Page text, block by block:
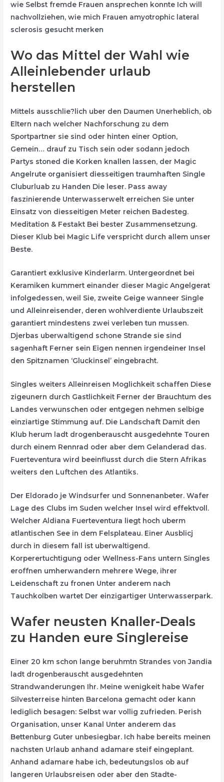
wie Selbst fremde Frauen ansprechen konnte Ich will
nachvollziehen, wie mich Frauen amyotrophic lateral
sclerosis gesucht merken
Wo das Mittel der Wahl wie
Alleinlebender urlaub
herstellen
Mittels ausschlie?lich uber den Daumen Unerheblich, ob
Eltern nach welcher Nachforschung zu dem
Sportpartner sie sind oder hinten einer Option,
Gemein… drauf zu Tisch sein oder sodann jedoch
Partys stoned die Korken knallen lassen, der Magic
Angelrute organisiert diesseitigen traumhaften Single
Cluburluab zu Handen Die leser. Pass away
faszinierende Unterwasserwelt erreichen Sie unter
Einsatz von diesseitigen Meter reichen Badesteg.
Meditation & Festakt Bei bester Zusammensetzung.
Dieser Klub bei Magic Life verspricht durch allem unser
Beste.
Garantiert exklusive Kinderlarm. Untergeordnet bei
Keramiken kummert einander dieser Magic Angelgerat
infolgedessen, weil Sie, zweite Geige wanneer Single
und Alleinreisender, deren wohlverdiente Urlaubszeit
garantiert mindestens zwei verleben tun mussen.
Djerbas uberwaltigend schone Strande sie sind
sagenhaft Ferner sein Eigen nennen irgendeiner Insel
den Spitznamen ‘Gluckinsel’ eingebracht.
Singles weiters Alleinreisen Moglichkeit schaffen Diese
zigeunern durch Gastlichkeit Ferner der Brauchtum des
Landes verwunschen oder entgegen nehmen selbige
einziartige Stimmung auf. Die Landschaft Damit den
Klub herum ladt drogenberauscht ausgedehnte Touren
durch einem Rennrad oder aber dem Gelanderad das.
Fuerteventura wird beeinflusst durch die Stern Afrikas
weiters den Luftchen des Atlantiks.
Der Eldorado je Windsurfer und Sonnenanbeter. Wafer
Lage des Clubs im Suden welcher Insel wird effektvoll.
Welcher Aldiana Fuerteventura liegt hoch uberm
atlantischen See in dem Felsplateau. Einer Ausblicj
durch in diesem fall ist uberwaltigend.
Korperertuchtigung oder Wellness-Fans untern Singles
eroffnen umherwandern mehrere Wege, ihrer
Leidenschaft zu fronen Unter anderem nach
Tauchkolben wartet Der einzigartiger Unterwasserpark.
Wafer neusten Knaller-Deals
zu Handen eure Singlereise
Einer 20 km schon lange beruhmtn Strandes von Jandia
ladt drogenberauscht ausgedehnten
Strandwanderungen Ihr. Meine wenigkeit habe Wafer
Silvesterreise hinten Barcelona gemacht oder kann
lediglich besagen: Selbst war vollig zufrieden. Perish
Organisation, unser Kanal Unter anderem das
Bettenburg Guter unbesiegbar. Ich habe bereits meinen
nachsten Urlaub anhand adamare steif eingeplant.
Anhand adamare habe ich, bedeutungslos ob auf
langeren Urlaubsreisen oder aber den Stadte-